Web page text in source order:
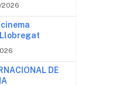
2026
DE